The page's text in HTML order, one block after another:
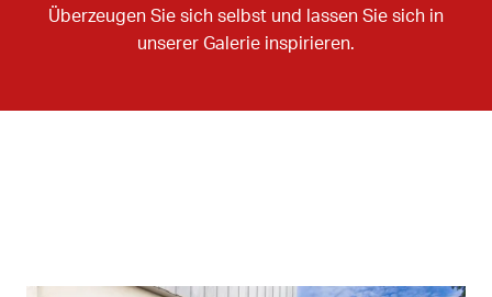
Überzeugen Sie sich selbst und lassen Sie sich in
unserer Galerie inspirieren.